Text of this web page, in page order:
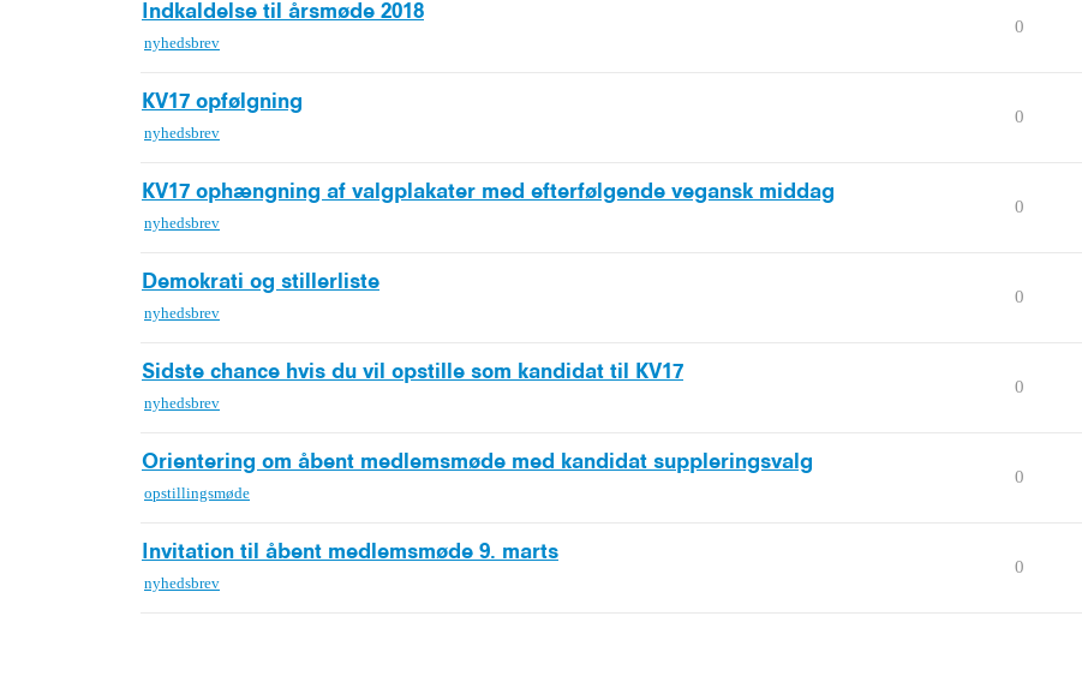
Indkaldelse til årsmøde 2018
nyhedsbrev
0
KV17 opfølgning
nyhedsbrev
0
KV17 ophængning af valgplakater med efterfølgende vegansk middag
nyhedsbrev
0
Demokrati og stillerliste
nyhedsbrev
0
Sidste chance hvis du vil opstille som kandidat til KV17
nyhedsbrev
0
Orientering om åbent medlemsmøde med kandidat suppleringsvalg
opstillingsmøde
0
Invitation til åbent medlemsmøde 9. marts
nyhedsbrev
0